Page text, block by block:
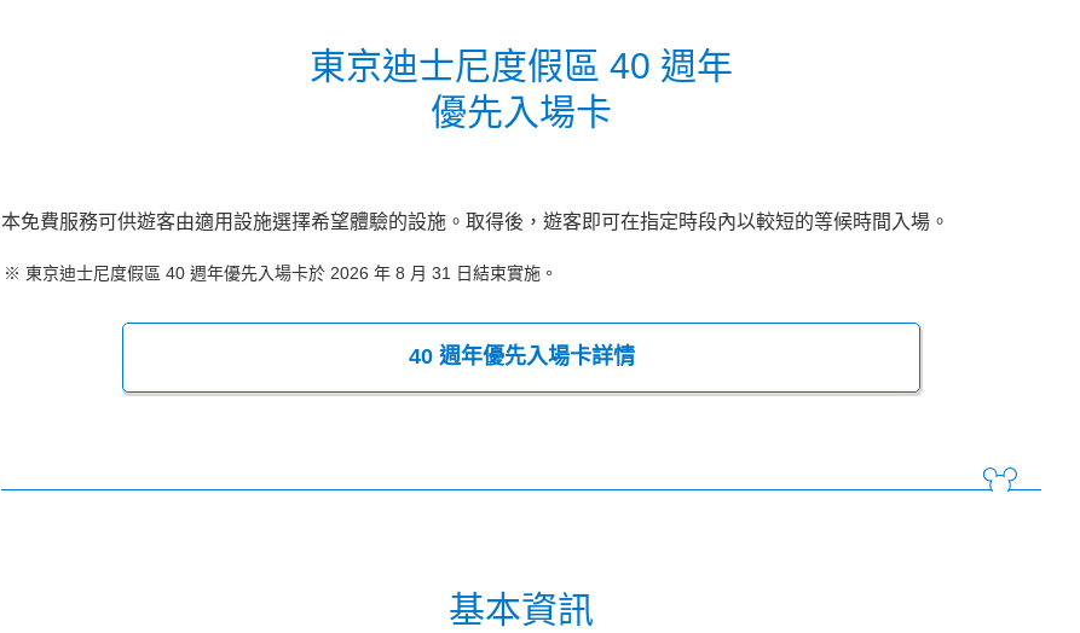
東京迪士尼度假區 40 週年
優先入場卡
本免費服務可供遊客由適用設施選擇希望體驗的設施。取得後，遊客即可在指定時段內以較短的等候時間入場。
東京迪士尼度假區 40 週年優先入場卡於 2026 年 8 月 31 日結束實施。
40 週年優先入場卡詳情
基本資訊